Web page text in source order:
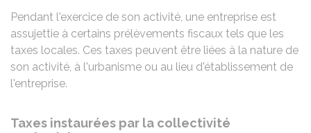
Pendant l'exercice de son activité, une entreprise est
assujettie à certains prélèvements fiscaux tels que les
taxes locales. Ces taxes peuvent être liées à la nature de
son activité, à l'urbanisme ou au lieu d'établissement de
l'entreprise.
Taxes instaurées par la collectivité